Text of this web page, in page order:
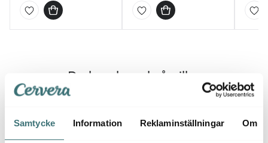
Samtycke Information Reklaminställningar Om
Du kanske också gillar